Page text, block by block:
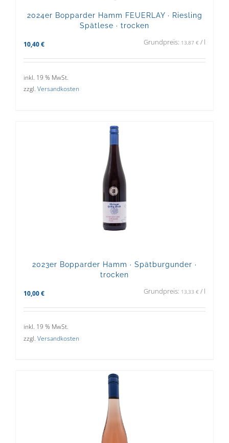
2024er Bopparder Hamm FEUERLAY · Riesling
Spätlese · trocken
10,40 € Grundpreis: 13,87 € / l
inkl. 19 % MwSt.
zzgl. Versandkosten
2023er Bopparder Hamm · Spätburgunder ·
trocken
10,00 € Grundpreis: 13,33 € / l
inkl. 19 % MwSt.
zzgl. Versandkosten